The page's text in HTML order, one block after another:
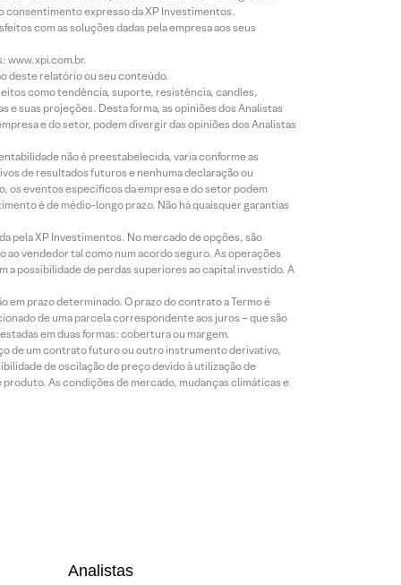
consentimento expresso da XP Investimentos.
com as soluções dadas pela empresa aos seus
www.xpi.com.br.
deste relatório ou seu conteúdo.
como tendência, suporte, resistência, candles,
e suas projeções. Desta forma, as opiniões dos Analistas
e do setor, podem divergir das opiniões dos Analistas
não é preestabelecida, varia conforme as
de resultados futuros e nenhuma declaração ou
os eventos específicos da empresa e do setor podem
é de médio-longo prazo. Não há quaisquer garantias
pela XP Investimentos. No mercado de opções, são
vendedor tal como num acordo seguro. As operações
possibilidade de perdas superiores ao capital investido. A
em prazo determinado. O prazo do contrato a Termo é
de uma parcela correspondente aos juros – que são
em duas formas: cobertura ou margem.
de um contrato futuro ou outro instrumento derivativo,
de oscilação de preço devido à utilização de
As condições de mercado, mudanças climáticas e
Analistas